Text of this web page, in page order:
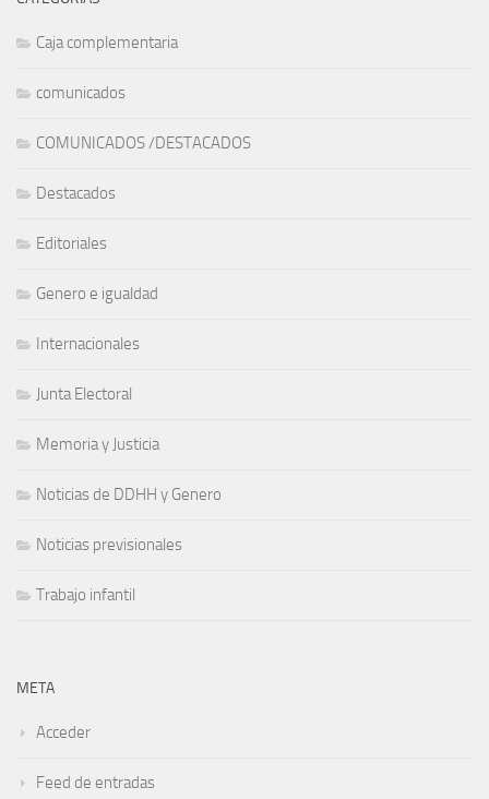
Caja complementaria
comunicados
COMUNICADOS /DESTACADOS
Destacados
Editoriales
Genero e igualdad
Internacionales
Junta Electoral
Memoria y Justicia
Noticias de DDHH y Genero
Noticias previsionales
Trabajo infantil
META
Acceder
Feed de entradas